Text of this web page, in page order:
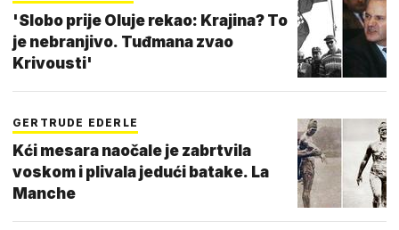
'Slobo prije Oluje rekao: Krajina? To
je nebranjivo. Tuđmana zvao
Krivousti'
GERTRUDE EDERLE
Kći mesara naočale je zabrtvila
voskom i plivala jedući batake. La
Manche